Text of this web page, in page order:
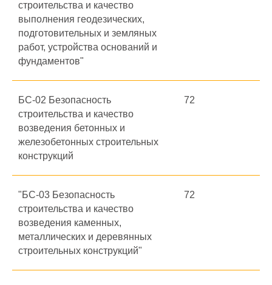
строительства и качество
выполнения геодезических,
подготовительных и земляных
работ, устройства оснований и
фундаментов"
БС-02 Безопасность
строительства и качество
возведения бетонных и
железобетонных строительных
конструкций
72
"БС-03 Безопасность
строительства и качество
возведения каменных,
металлических и деревянных
строительных конструкций"
72